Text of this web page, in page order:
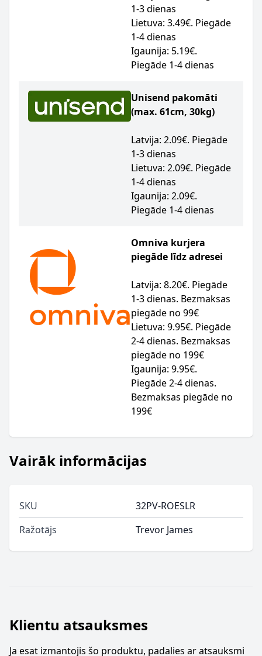
1-3 dienas
Lietuva: 3.49€. Piegāde
1-4 dienas
Igaunija: 5.19€.
Piegāde 1-4 dienas
Unisend pakomāti
(max. 61cm, 30kg)
Latvija: 2.09€. Piegāde
1-3 dienas
Lietuva: 2.09€. Piegāde
1-4 dienas
Igaunija: 2.09€.
Piegāde 1-4 dienas
Omniva kurjera
piegāde līdz adresei
Latvija: 8.20€. Piegāde
1-3 dienas. Bezmaksas
piegāde no 99€
Lietuva: 9.95€. Piegāde
2-4 dienas. Bezmaksas
piegāde no 199€
Igaunija: 9.95€.
Piegāde 2-4 dienas.
Bezmaksas piegāde no
199€
Vairāk informācijas
SKU
32PV-ROESLR
Ražotājs
Trevor James
Klientu atsauksmes
Ja esat izmantojis šo produktu, padalies ar atsauksmi